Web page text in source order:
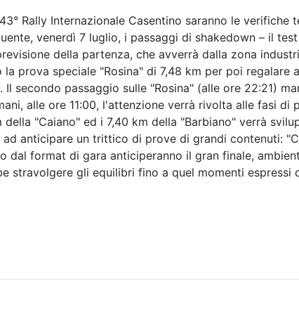
Rally Internazionale Casentino saranno le
venerdì 7 luglio, i passaggi di shakedown – il
della partenza, che avverrà dalla zona
prova speciale "Rosina" di 7,48 km per poi
secondo passaggio sulle "Rosina" (alle ore 22:21)
alle ore 11:00, l'attenzione verrà rivolta alle fasi
della "Caiano" ed i 7,40 km della "Barbiano" verrà
anticipare un trittico di prove di grandi contenuti:
dal format di gara anticiperanno il gran finale,
stravolgere gli equilibri fino a quel momenti